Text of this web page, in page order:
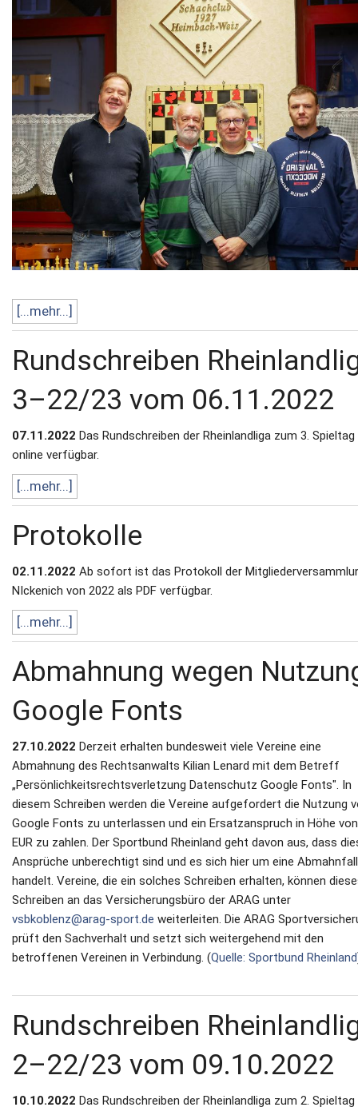
[...mehr...]
Rundschreiben
3–22/23 vom 06.11.2022
07.11.2022 Das Rundschreiben der Rheinlandliga zum 3.
online verfügbar.
[...mehr...]
Protokolle
02.11.2022 Ab sofort ist das Protokoll der
NIckenich von 2022 als PDF verfügbar.
[...mehr...]
Abmahnung wegen
Google Fonts
27.10.2022 Derzeit erhalten bundesweit viele Vereine eine
Abmahnung des Rechtsanwalts Kilian Lenard mit dem Betreff
„Persönlichkeitsrechtsverletzung Datenschutz Google Fonts". In
diesem Schreiben werden die Vereine aufgefordert die Nutzung
Google Fonts zu unterlassen und ein Ersatzanspruch in Höhe
EUR zu zahlen. Der Sportbund Rheinland geht davon aus, dass
Ansprüche unberechtigt sind und es sich hier um eine
handelt. Vereine, die ein solches Schreiben erhalten, können
Schreiben an das Versicherungsbüro der ARAG unter
vsbkoblenz@arag-sport.de weiterleiten. Die ARAG
prüft den Sachverhalt und setzt sich weitergehend mit den
betroffenen Vereinen in Verbindung. (Quelle: Sportbund Rheinland
Rundschreiben
2–22/23 vom 09.10.2022
10.10.2022 Das Rundschreiben der Rheinlandliga zum 2.